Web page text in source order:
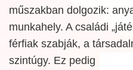
műszakban dolgozik:
munkahely. A családi
férfiak szabják, a
szintúgy. Ez pedig